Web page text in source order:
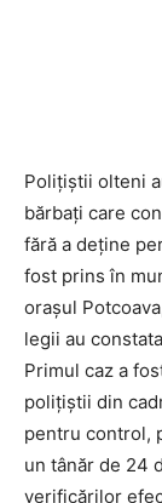
Polițiștii olteni
bărbați care
fără a deține
fost prins în
orașul
legii au
Primul caz a
polițiștii din
pentru control,
un tânăr de 24
verificărilor